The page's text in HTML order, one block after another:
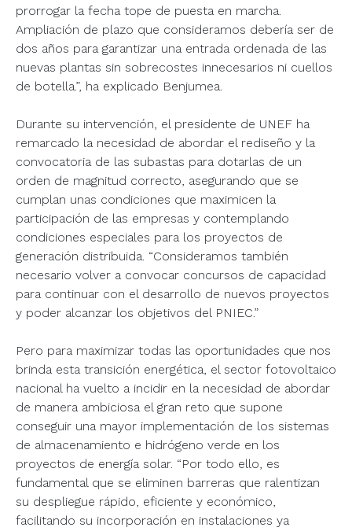
prorrogar la fecha tope de puesta en marcha.
Ampliación de plazo que consideramos debería ser de
dos años para garantizar una entrada ordenada de las
nuevas plantas sin sobrecostes innecesarios ni cuellos
de botella.”, ha explicado Benjumea.
Durante su intervención, el presidente de UNEF ha
remarcado la necesidad de abordar el rediseño y la
convocatoria de las subastas para dotarlas de un
orden de magnitud correcto, asegurando que se
cumplan unas condiciones que maximicen la
participación de las empresas y contemplando
condiciones especiales para los proyectos de
generación distribuida. “Consideramos también
necesario volver a convocar concursos de capacidad
para continuar con el desarrollo de nuevos proyectos
y poder alcanzar los objetivos del PNIEC.”
Pero para maximizar todas las oportunidades que nos
brinda esta transición energética, el sector fotovoltaico
nacional ha vuelto a incidir en la necesidad de abordar
de manera ambiciosa el gran reto que supone
conseguir una mayor implementación de los sistemas
de almacenamiento e hidrógeno verde en los
proyectos de energía solar. “Por todo ello, es
fundamental que se eliminen barreras que ralentizan
su despliegue rápido, eficiente y económico,
facilitando su incorporación en instalaciones ya